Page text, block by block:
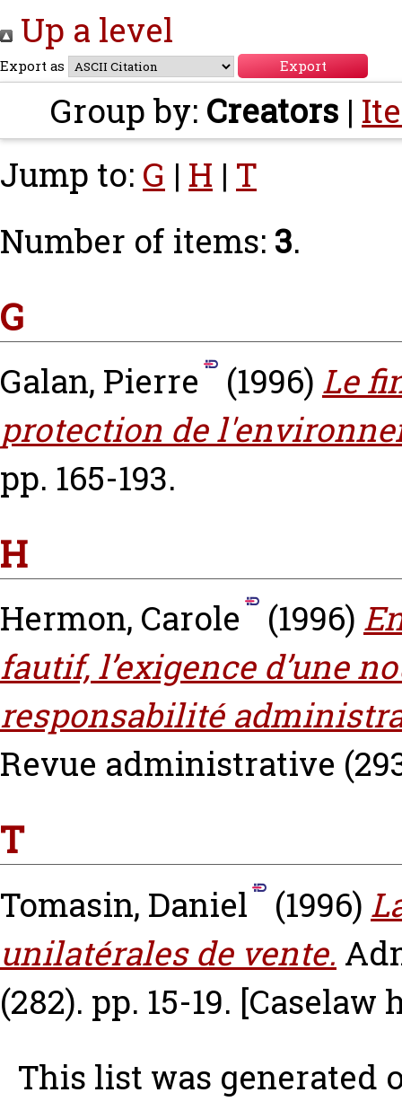
Up a level
Export as
Group by: Creators |
Jump to: G | H | T
Number of items: 3.
G
Galan, Pierre (1996) Le
protection de
pp. 165-193.
H
Hermon, Carole (1996)
fautif, l’exigence d’une
responsabilité
Revue administrative
T
Tomasin, Daniel (1996)
unilatérales de vente.
(282). pp. 15-19. [Caselaw
This list was generated